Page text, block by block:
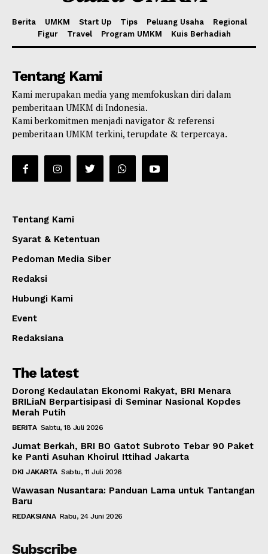
Berita UMKM Start Up Tips Peluang Usaha
Regional
Figur
Travel Program UMKM Kuis Berhadiah
Tentang Kami
Kami merupakan media yang memfokuskan diri dalam
pemberitaan UMKM di Indonesia.
Kami berkomitmen menjadi navigator & referensi
pemberitaan UMKM terkini, terupdate & terpercaya.
Tentang Kami
Syarat & Ketentuan
Pedoman Media Siber
Redaksi
Hubungi Kami
Event
Redaksiana
The latest
Dorong Kedaulatan Ekonomi Rakyat, BRI Menara
BRILiaN Berpartisipasi di Seminar Nasional Kopdes
Merah Putih
BERITA Sabtu, 18 Juli 2026
Jumat Berkah, BRI BO Gatot Subroto Tebar 90 Paket
ke Panti Asuhan Khoirul Ittihad Jakarta
DKI JAKARTA Sabtu, 11 Juli 2026
Wawasan Nusantara: Panduan Lama untuk Tantangan
Baru
REDAKSIANA Rabu, 24 Juni 2026
Subscribe